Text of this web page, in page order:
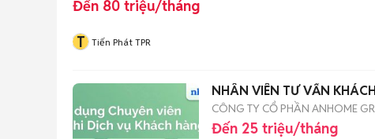
Đến 80 triệu/tháng
T Tiến Phát TPR
NHÂN VIÊN TƯ VẤN
CÔNG TY CỔ PHẦN ANHOME
Đến 25 triệu/tháng